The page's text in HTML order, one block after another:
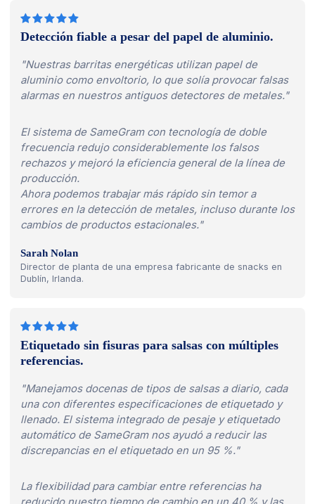
Detección fiable a pesar del papel de aluminio.
"Nuestras barritas energéticas utilizan papel de
aluminio como envoltorio, lo que solía provocar falsas
alarmas en nuestros antiguos detectores de metales."
El sistema de SameGram con tecnología de doble
frecuencia redujo considerablemente los falsos
rechazos y mejoró la eficiencia general de la línea de
producción.
Ahora podemos trabajar más rápido sin temor a
errores en la detección de metales, incluso durante los
cambios de productos estacionales."
Sarah Nolan
Director de planta de una empresa fabricante de snacks en
Dublín, Irlanda.
Etiquetado sin fisuras para salsas con múltiples
referencias.
"Manejamos docenas de tipos de salsas a diario, cada
una con diferentes especificaciones de etiquetado y
llenado. El sistema integrado de pesaje y etiquetado
automático de SameGram nos ayudó a reducir las
discrepancias en el etiquetado en un 95 %."
La flexibilidad para cambiar entre referencias ha